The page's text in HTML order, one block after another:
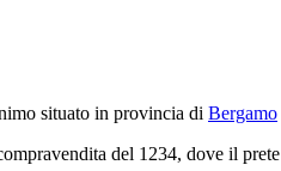
situato in provincia di Bergamo
del 1234, dove il prete